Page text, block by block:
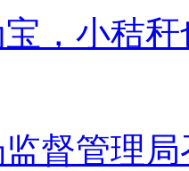
，小秸
督管理